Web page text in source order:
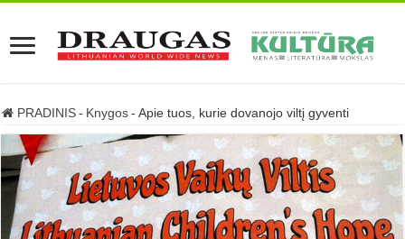
PRADINIS - Knygos - Apie tuos, kurie dovanojo viltį gyventi